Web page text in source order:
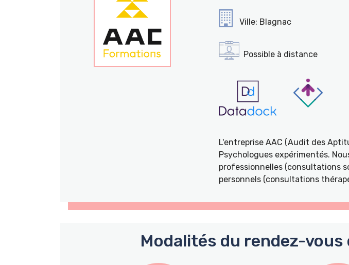
Ville: Blagnac
Possible à distance
L'entreprise AAC (Audit des
Psychologues expérimentés.
professionnelles (consultations
personnels (consultations
Modalités du rendez-